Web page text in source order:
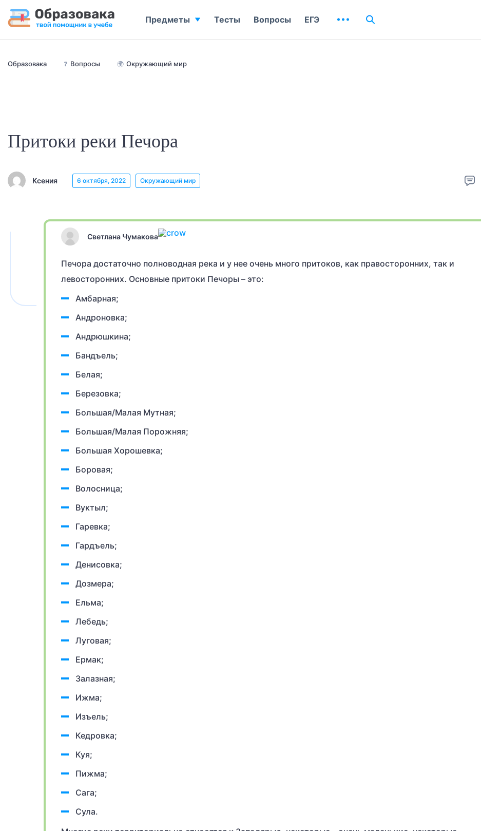
Образовака ❓ Вопросы 🌍 Окружающий мир
Притоки реки Печора
Ксения 6 октября, 2022 Окружающий мир
Светлана Чумакова
Печора достаточно полноводная река и у нее очень много притоков, как правосторонних, так и
левосторонних. Основные притоки Печоры – это:
Амбарная;
Андроновка;
Андрюшкина;
Бандъель;
Белая;
Березовка;
Большая/Малая Мутная;
Большая/Малая Порожняя;
Большая Хорошевка;
Боровая;
Волосница;
Вуктыл;
Гаревка;
Гардъель;
Денисовка;
Дозмера;
Ельма;
Лебедь;
Луговая;
Ермак;
Залазная;
Ижма;
Изъель;
Кедровка;
Куя;
Пижма;
Сага;
Сула.
Предметы Тесты Вопросы ЕГЭ